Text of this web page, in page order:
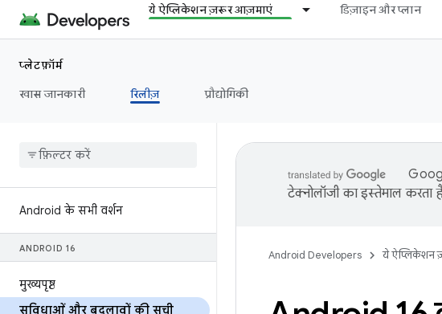
ये ऐप्लिकेशन ज़रूर आज़माएं डिज़ाइन और प्लान
प्लेटफ़ॉर्म
खास जानकारी
रिलीज़ प्रौद्योगिकी
Android के सभी वर्शन
ANDROID 16
मुख्यपृष्ठ
सुविधाओं और बदलावों की सूची
टेक्नोलॉजी का इस्तेमाल
Android Developers ये ऐप्लिकेशन